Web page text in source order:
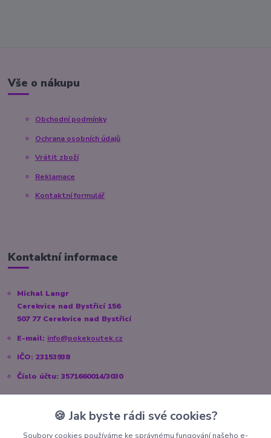
Vše o nákupu
Obchodní podmínky
Ochrana osobních údajů
Vrátit zboží
Reklamace
Kontaktní formulář
Kontaktní informace
Michal Langr
Cerekvice nad Bystřicí 156
507 77 Cerekvice nad Bystřicí
E-mail: info@pokekoutek.cz
IČO: 23153938
Číslo účtu: 3571660014/3030
Sociální sítě🍪 Jak byste rádi své cookies?
Soubory cookies používáme ke správnému fungování našeho e-